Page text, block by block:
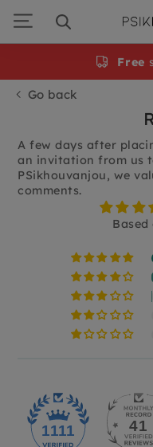
navigation
Go back
A few days after
an invitation from us
PSikhouvanjou, we
comments.
Based
1111 41
Free